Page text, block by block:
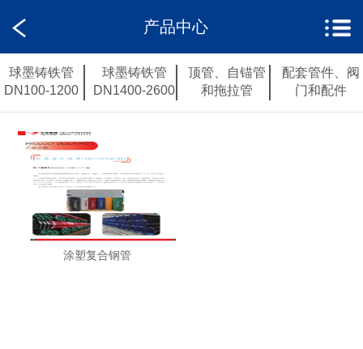
产品中心
球墨铸铁管
DN100-1200
球墨铸铁管
DN1400-2600
顶管、自锚管
和拖拉管
配套管件、阀
门和配件
涂塑复合钢管